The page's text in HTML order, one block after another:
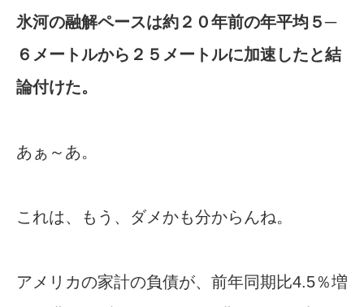
氷河の融解ペースは約２０年前の年平均５─
６メートルから２５メートルに加速したと結
論付けた。
あぁ～あ。
これは、もう、ダメかも分からんね。
アメリカの家計の負債が、前年同期比4.5％増